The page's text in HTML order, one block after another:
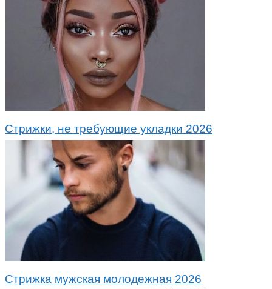
Стрижки, не требующие укладки 2026
Стрижка мужская молодежная 2026